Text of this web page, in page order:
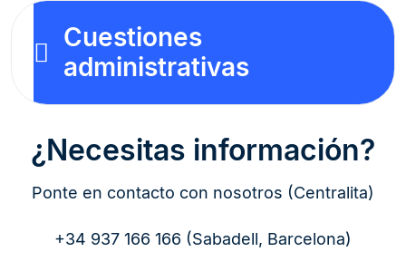
Cuestiones
administrativas
¿Necesitas información?
Ponte en contacto con nosotros (Centralita)
+34 937 166 166 (Sabadell, Barcelona)